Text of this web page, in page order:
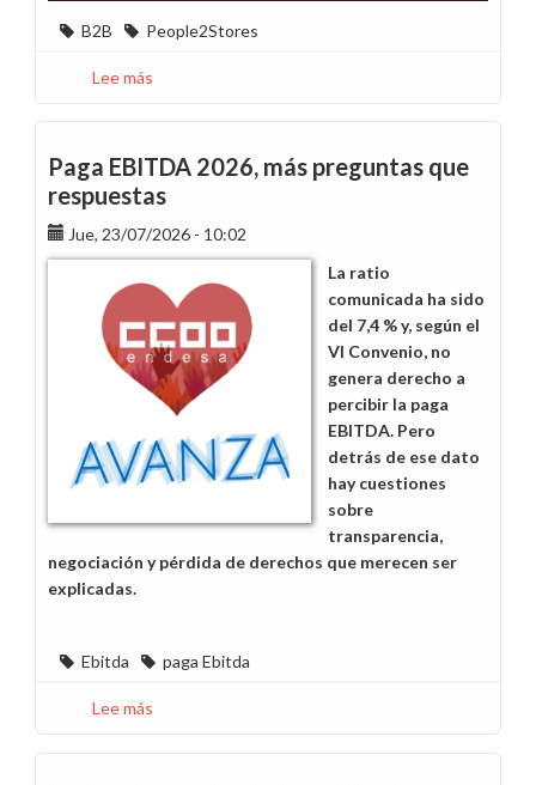
B2B People2Stores
Lee más
movimiento
Julio
2026
Paga EBITDA 2026, más preguntas que
respuestas
Jue, 23/07/2026 - 10:02
La ratio
comunicada ha sido
del 7,4 % y, según el
VI Convenio, no
genera derecho a
percibir la paga
EBITDA. Pero
detrás de ese dato
hay cuestiones
sobre
transparencia,
negociación y pérdida de derechos que merecen ser
explicadas.
Ebitda paga Ebitda
Lee más